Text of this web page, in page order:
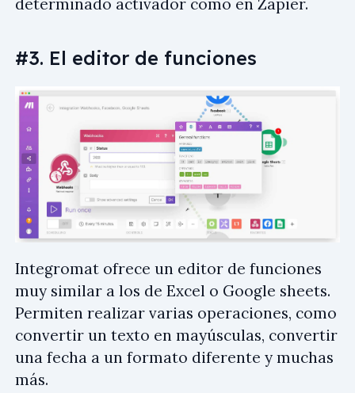
#3. El editor de funciones
Integromat ofrece un editor de funciones
muy similar a los de Excel o Google sheets.
Permiten realizar varias operaciones, como
convertir un texto en mayúsculas, convertir
una fecha a un formato diferente y muchas
más.